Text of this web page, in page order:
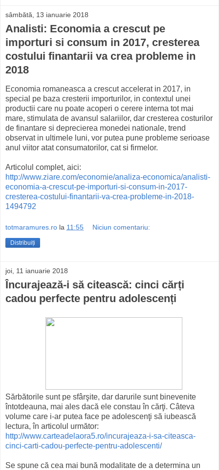
sâmbătă, 13 ianuarie 2018
Analisti: Economia a crescut pe
importuri si consum in 2017, cresterea
costului finantarii va crea probleme in
2018
Economia romaneasca a crescut accelerat in 2017, in
special pe baza cresterii importurilor, in contextul unei
productii care nu poate acoperi o cerere interna tot mai
mare, stimulata de avansul salariilor, dar cresterea costurilor
de finantare si deprecierea monedei nationale, trend
observat in ultimele luni, vor putea pune probleme serioase
anul viitor atat consumatorilor, cat si firmelor.
Articolul complet, aici:
http://www.ziare.com/economie/analiza-economica/analisti-
economia-a-crescut-pe-importuri-si-consum-in-2017-
cresterea-costului-finantarii-va-crea-probleme-in-2018-
1494792
totmaramures.ro la 11:55 Niciun comentariu:
Distribuiți
joi, 11 ianuarie 2018
Încurajează-i să citească: cinci cărți
cadou perfecte pentru adolescenți
Sărbătorile sunt pe sfârşite, dar darurile sunt binevenite
întotdeauna, mai ales dacă ele constau în cărţi. Câteva
volume care i-ar putea face pe adolescenţi să iubească
lectura, în articolul următor:
http://www.carteadelaora5.ro/incurajeaza-i-sa-citeasca-
cinci-carti-cadou-perfecte-pentru-adolescenti/
Se spune că cea mai bună modalitate de a determina un